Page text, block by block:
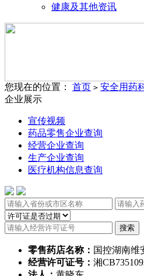
健康及其他资讯
您现在的位置： 首页 > 安全用药
企业展示
宣传视频
药品零售企业查询
经营企业查询
生产企业查询
医疗机构信息查询
零售药店名称： 国控湖南维
经营许可证号： 湘